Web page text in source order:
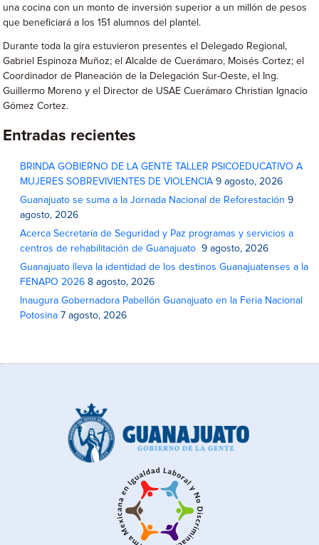
una cocina con un monto de inversión superior a un millón de pesos
que beneficiará a los 151 alumnos del plantel.
Durante toda la gira estuvieron presentes el Delegado Regional,
Gabriel Espinoza Muñoz; el Alcalde de Cuerámaro, Moisés Cortez; el
Coordinador de Planeación de la Delegación Sur-Oeste, el Ing.
Guillermo Moreno y el Director de USAE Cuerámaro Christian Ignacio
Gómez Cortez.
Entradas recientes
BRINDA GOBIERNO DE LA GENTE TALLER PSICOEDUCATIVO A
MUJERES SOBREVIVIENTES DE VIOLENCIA 9 agosto, 2026
Guanajuato se suma a la Jornada Nacional de Reforestación 9
agosto, 2026
Acerca Secretaría de Seguridad y Paz programas y servicios a
centros de rehabilitación de Guanajuato
9 agosto, 2026
Guanajuato lleva la identidad de los destinos Guanajuatenses a la
FENAPO 2026 8 agosto, 2026
Inaugura Gobernadora Pabellón Guanajuato en la Feria Nacional
Potosina 7 agosto, 2026